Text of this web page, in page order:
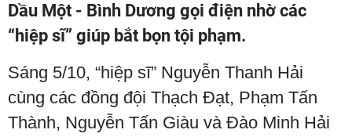
Dầu Một - Bình Dương gọi điện nhờ các
“hiệp sĩ” giúp bắt bọn tội phạm.
Sáng 5/10, “hiệp sĩ” Nguyễn Thanh Hải
cùng các đồng đội Thạch Đạt, Phạm Tấn
Thành, Nguyễn Tấn Giàu và Đào Minh Hải